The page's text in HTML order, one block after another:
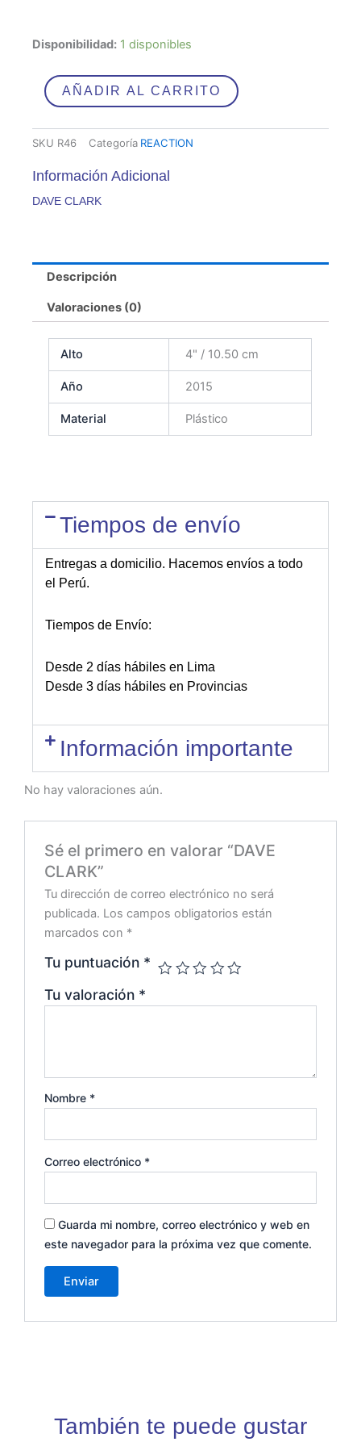
Disponibilidad: 1 disponibles
DAVE
cantidad
AÑADIR AL CARRITO
SKU R46 Categoría REACTION
Información Adicional
DAVE CLARK
Descripción
Valoraciones (0)
Alto 4" / 10.50 cm
Año 2015
Material Plástico
Tiempos de envío
Entregas a domicilio. Hacemos envíos a todo
el Perú.
Tiempos de Envío:
Desde 2 días hábiles en Lima
Desde 3 días hábiles en Provincias
Información importante
No hay valoraciones aún.
Sé el primero en valorar “DAVE
CLARK”
Tu dirección de correo electrónico no será
publicada. Los campos obligatorios están
marcados con *
Tu puntuación *
Tu valoración *
Nombre *
Correo electrónico *
Guarda mi nombre, correo electrónico y web en
este navegador para la próxima vez que comente.
También te puede gustar